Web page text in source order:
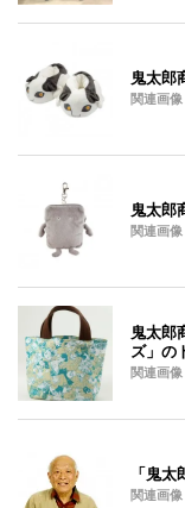
鬼太郎
関連画像
鬼太郎
関連画像
鬼太郎
ズ」の
関連画像
「鬼
関連画像